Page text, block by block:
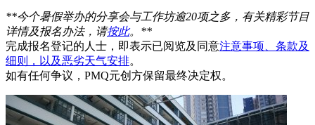
**今个暑假举办的分享会与工作坊逾20项之多，有关精彩节目
详情及报名办法，请按此。**
完成报名登记的人士，即表示已阅览及同意注意事项、条款及
细则，以及恶劣天气安排。
如有任何争议，PMQ元创方保留最终决定权。